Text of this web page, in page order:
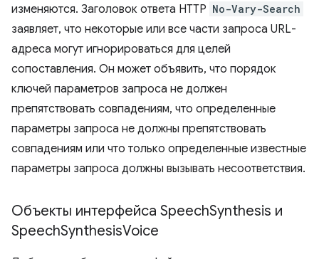
изменяются. Заголовок ответа HTTP No-Vary-Search
заявляет, что некоторые или все части запроса URL-
адреса могут игнорироваться для целей
сопоставления. Он может объявить, что порядок
ключей параметров запроса не должен
препятствовать совпадениям, что определенные
параметры запроса не должны препятствовать
совпадениям или что только определенные известные
параметры запроса должны вызывать несоответствия.
Объекты интерфейса SpeechSynthesis и
SpeechSynthesisVoice